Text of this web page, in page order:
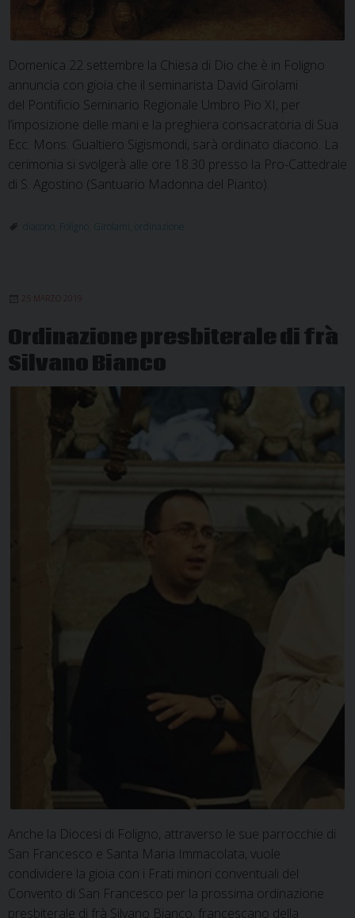
Domenica 22 settembre la Chiesa di Dio che è in Foligno
annuncia con gioia che il seminarista David Girolami
del Pontificio Seminario Regionale Umbro Pio XI, per
l’imposizione delle mani e la preghiera consacratoria di Sua
Ecc. Mons. Gualtiero Sigismondi, sarà ordinato diacono. La
cerimonia si svolgerà alle ore 18.30 presso la Pro-Cattedrale
di S. Agostino (Santuario Madonna del Pianto).
diacono Foligno Girolami ordinazione
25 MARZO 2019
Ordinazione presbiterale di frà
Silvano Bianco
Anche la Diocesi di Foligno, attraverso le sue parrocchie di
San Francesco e Santa Maria Immacolata, vuole
condividere la gioia con i Frati minori conventuali del
Convento di San Francesco per la prossima ordinazione
presbiterale di frà Silvano Bianco, francescano della